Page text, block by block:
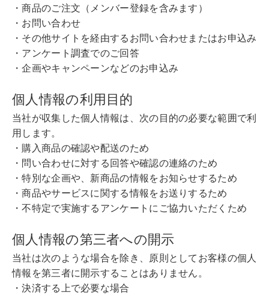
・商品のご注文（メンバー登録を含みます）
・お問い合わせ
・その他サイトを経由するお問い合わせまたはお申込み
・アンケート調査でのご回答
・企画やキャンペーンなどのお申込み
個人情報の利用目的
当社が収集した個人情報は、次の目的の必要な範囲で利
用します。
・購入商品の確認や配送のため
・問い合わせに対する回答や確認の連絡のため
・特別な企画や、新商品の情報をお知らせするため
・商品やサービスに関する情報をお送りするため
・不特定で実施するアンケートにご協力いただくため
個人情報の第三者への開示
当社は次のような場合を除き、原則としてお客様の個人
情報を第三者に開示することはありません。
・決済する上で必要な場合